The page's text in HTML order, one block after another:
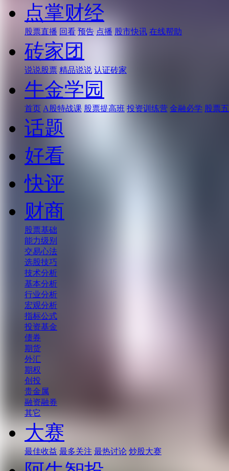
点掌财经
股票直播 回看 预告 点播 股市快讯 在线帮助
砖家团
说说股票 精品说说 认证砖家
牛金学园
首页 A股特战课 股票提高班 投资训练营 金融必学 股票
话题
好看
快评
财商
股票基础
能力级别
交易心法
选股技巧
技术分析
基本分析
行业分析
宏观分析
指标公式
投资基金
债券
期货
外汇
期权
创投
贵金属
融资融券
其它
大赛
最佳收益 最多关注 最热讨论 炒股大赛